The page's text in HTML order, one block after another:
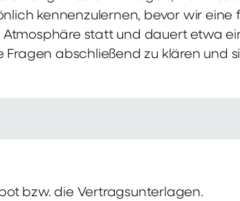
kennenzulernen, bevor wir eine
statt und dauert etwa
abschließend zu klären und
bzw. die Vertragsunterlagen.